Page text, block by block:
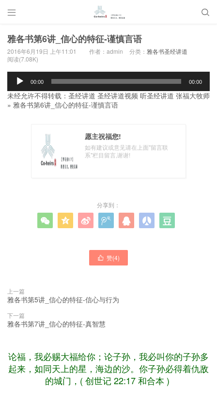
 
雅各书第6讲_信心的特征-谨慎言语
2016年6月19日 上午11:01 作者：admin 分类： 雅各书圣经讲道
阅读(7.08K)
频
播
00:00 00:00
未经允许不得转载： 圣经讲道 圣经讲道视频 听圣经讲道 张福大牧师
» 雅各书第6讲_信心的特征-谨慎言语
愿主祝福您!
如有建议或意见请在上面"留言联
系"栏目留言,谢谢!
分享到：
      
 赞(4)
上一篇
雅各书第5讲_信心的特征-信心与行为
下一篇
雅各书第7讲_信心的特征-真智慧
论福，我必赐大福给你；论子孙，我必叫你的子孙多
起来，如同天上的星，海边的沙。你子孙必得着仇敌
的城门，( 创世记 22:17 和合本 )